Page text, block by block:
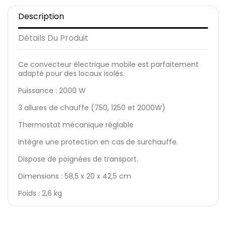
Description
Détails Du Produit
Ce convecteur électrique mobile est parfaitement
adapté pour des locaux isolés.
Puissance : 2000 W
3 allures de chauffe (750, 1250 et 2000W)
Thermostat mécanique réglable
Intègre une protection en cas de surchauffe.
Dispose de poignées de transport.
Dimensions : 58,5 x 20 x 42,5 cm
Poids : 2,6 kg